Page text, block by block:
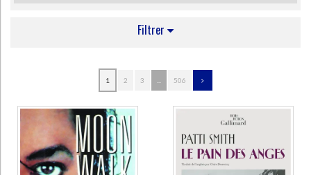
Filtrer
Mourey, Colette (73)
Lesueur, Daniel (31)
Béranger, Pierre-Jean de (28)
1 2 3 ... 506